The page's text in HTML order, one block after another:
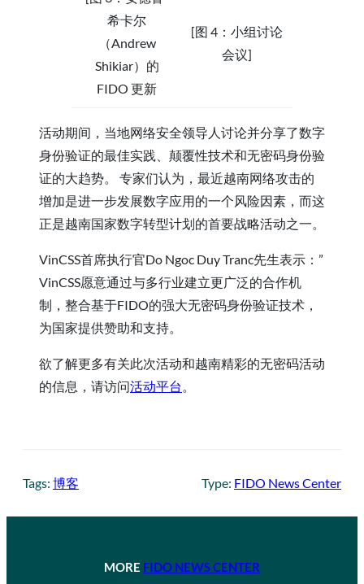
希卡尔
（Andrew
Shikiar）的
FIDO 更新
[图 4：小组讨论
会议]
活动期间，当地网络安全领导人讨论并分享了数字
身份验证的最佳实践、颠覆性技术和无密码身份验
证的大趋势。 专家们认为，最近越南网络攻击的
增加是进一步发展数字应用的一个风险因素，而这
正是越南国家数字转型计划的首要战略活动之一。
VinCSS首席执行官Do Ngoc Duy Tranc先生表示：”
VinCSS愿意通过与多行业建立更广泛的合作机
制，整合基于FIDO的强大无密码身份验证技术，
为国家提供赞助和支持。
欲了解更多有关此次活动和越南精彩的无密码活动
的信息，请访问活动平台 。
Tags: 博客 Type: FIDO News Center
MORE FIDO NEWS CENTER